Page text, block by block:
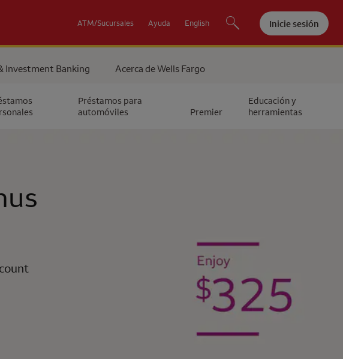
ATM/Sucursales Ayuda English Inicie sesión
Préstamos para
automóviles
Premier
Educación y
herramientas
Investment Banking Acerca deWells Fargo